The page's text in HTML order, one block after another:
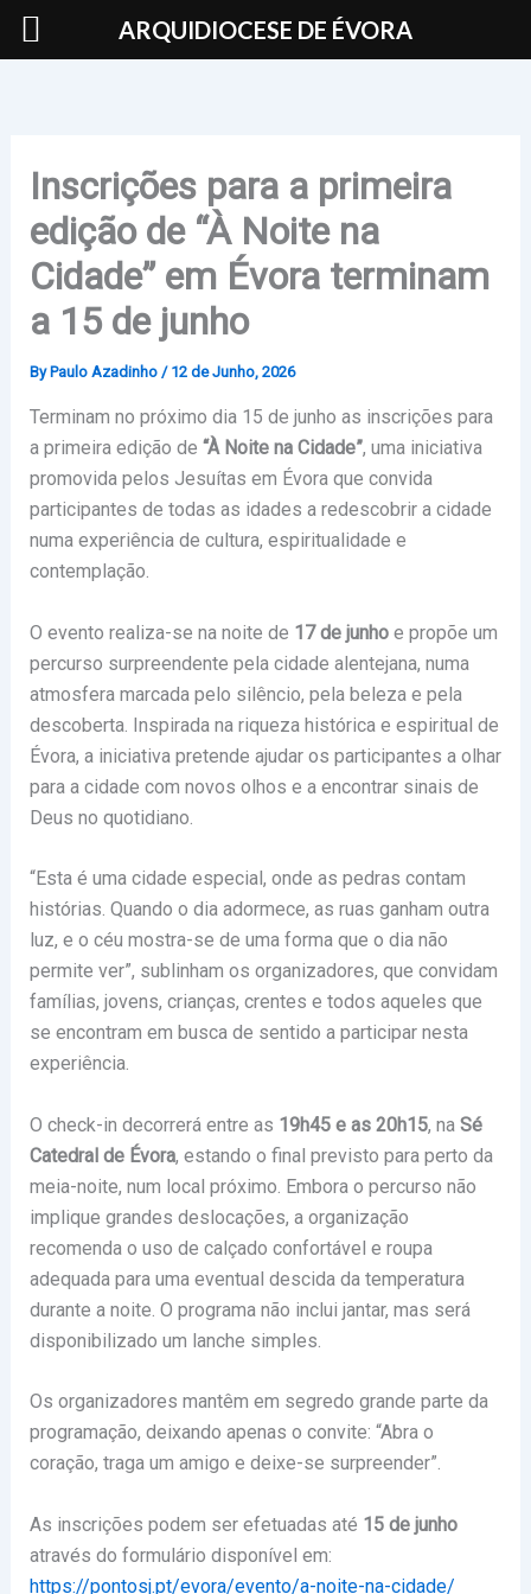
Skip
Inscrições para a primeira
edição de “À Noite na
Cidade” em Évora terminam
a 15 de junho
By Paulo Azadinho / 12 de Junho, 2026
Terminam no próximo dia 15 de junho as inscrições para
a primeira edição de “À Noite na Cidade”, uma iniciativa
promovida pelos Jesuítas em Évora que convida
participantes de todas as idades a redescobrir a cidade
numa experiência de cultura, espiritualidade e
contemplação.
O evento realiza-se na noite de 17 de junhoe propõe um
percurso surpreendente pela cidade alentejana, numa
atmosfera marcada pelo silêncio, pela beleza e pela
descoberta. Inspirada na riqueza histórica e espiritual de
Évora, a iniciativa pretende ajudar os participantes a olhar
para a cidade com novos olhos e a encontrar sinais de
Deus no quotidiano.
“Esta é uma cidade especial, onde as pedras contam
histórias. Quando o dia adormece, as ruas ganham outra
luz, e o céu mostra-se de uma forma que o dia não
permite ver”, sublinham os organizadores, que convidam
famílias, jovens, crianças, crentes e todos aqueles que
se encontram em busca de sentido a participar nesta
experiência.
O check-in decorrerá entre as 19h45 e as 20h15, na Sé
Catedral de Évora, estando o final previsto para perto da
meia-noite, num local próximo. Embora o percurso não
implique grandes deslocações, a organização
recomenda o uso de calçado confortável e roupa
adequada para uma eventual descida da temperatura
durante a noite. O programa não inclui jantar, mas será
disponibilizado um lanche simples.
Os organizadores mantêm em segredo grande parte da
programação, deixando apenas o convite: “Abra o
coração, traga um amigo e deixe-se surpreender”.
As inscrições podem ser efetuadas até 15 de junho
através do formulário disponível em:
https://pontosj.pt/evora/evento/a-noite-na-cidade/
ARQUIDIOCESE DE ÉVORA